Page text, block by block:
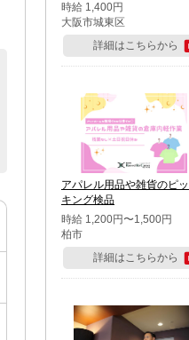
時給 1,400円
大阪市城東区
詳細はこちらから
アパレル用品や雑貨のピッ
キング検品
時給 1,200円〜1,500円
柏市
詳細はこちらから